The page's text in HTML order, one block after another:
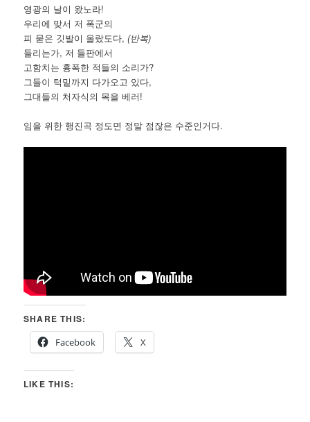
영광의 날이 왔노라!
우리에 맞서 저 폭군의
피 묻은 깃발이 올랐도다,(반복)
들리는가, 저 들판에서
고함치는 흉폭한 적들의 소리가?
그들이 턱밑까지 다가오고 있다,
그대들의 처자식의 목을 베러!
임을 위한 행진곡 정도면 정말 점잖은 수준인거다.
SHARE THIS:
Facebook
X
LIKE THIS: